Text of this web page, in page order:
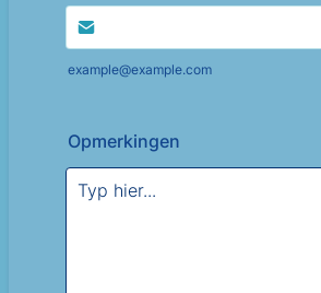
example@example.com
Opmerkingen